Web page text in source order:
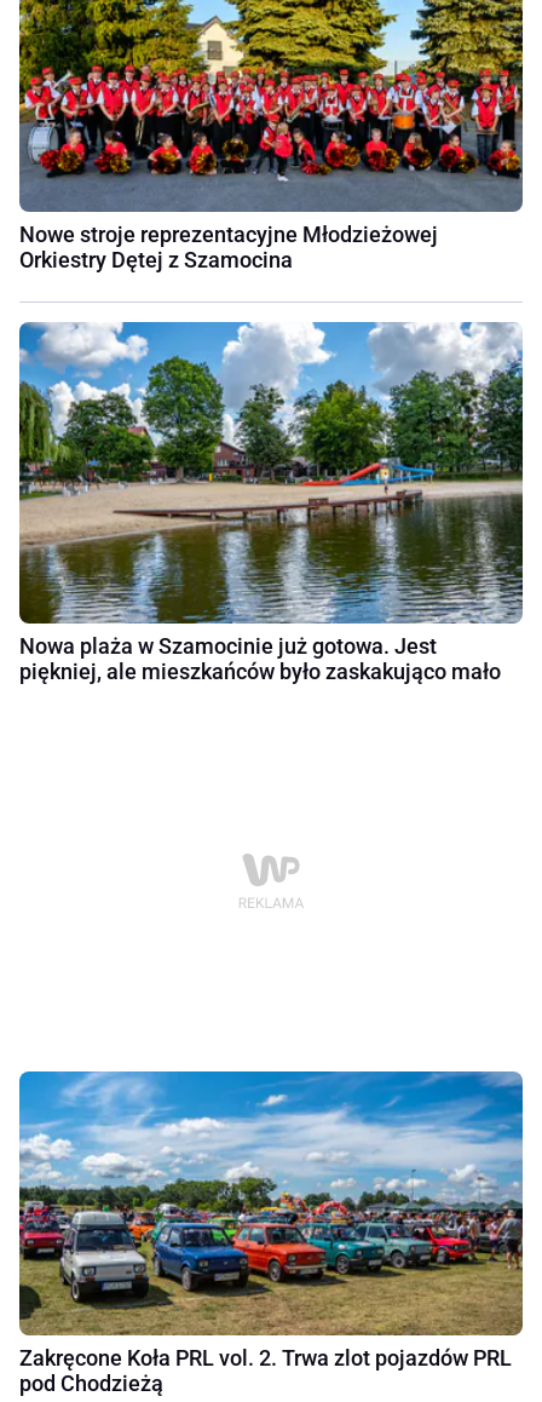
Nowe stroje reprezentacyjne Młodzieżowej
Orkiestry Dętej z Szamocina
Nowa plaża w Szamocinie już gotowa. Jest
piękniej, ale mieszkańców było zaskakująco mało
Zakręcone Koła PRL vol. 2. Trwa zlot pojazdów PRL
pod Chodzieżą